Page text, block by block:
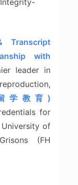
Transcript
with
leader in
学教育)
for
of
(FH